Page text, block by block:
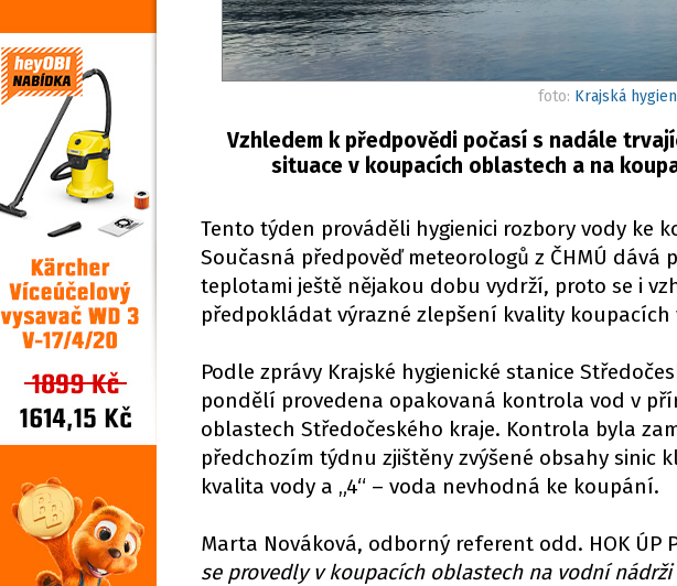
foto: Krajská
Vzhledem k předpovědi počasí s nadále
situace v koupacích oblastech a na
Tento týden prováděli hygienici rozbory vody ke
Současná předpověď meteorologů z ČHMÚ
teplotami ještě nějakou dobu vydrží, proto se i
předpokládat výrazné zlepšení kvality koupacích
Podle zprávy Krajské hygienické stanice
pondělí provedena opakovaná kontrola vod v
oblastech Středočeského kraje. Kontrola byla
předchozím týdnu zjištěny zvýšené obsahy sinic
kvalita vody a „4“ – voda nevhodná ke koupání.
Marta Nováková, odborný referent odd. HOK ÚP
se provedly v koupacích oblastech na vodní